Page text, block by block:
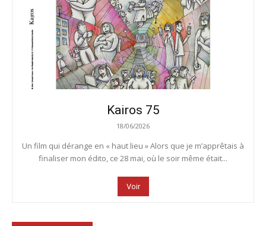
Kairos 75
18/06/2026
Un film qui dérange en « haut lieu » Alors que je m’apprêtais à
finaliser mon édito, ce 28 mai, où le soir même était...
Voir